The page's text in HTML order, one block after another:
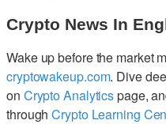
Crypto News In
Wake up before the market
cryptowakeup.com. Dive
on Crypto Analyticspage,
throughCrypto Learning